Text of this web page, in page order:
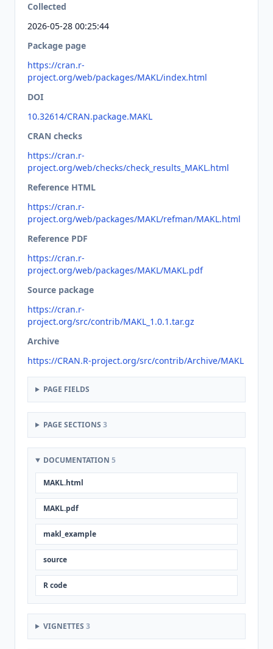
Collected
2026-05-28 00:25:44
Package page
https://cran.r-
project.org/web/packages/MAKL/index.html
DOI
10.32614/CRAN.package.MAKL
CRAN checks
https://cran.r-
project.org/web/checks/check_results_MAKL.html
Reference HTML
https://cran.r-
project.org/web/packages/MAKL/refman/MAKL.html
Reference PDF
https://cran.r-
project.org/web/packages/MAKL/MAKL.pdf
Source package
https://cran.r-
project.org/src/contrib/MAKL_1.0.1.tar.gz
Archive
https://CRAN.R-project.org/src/contrib/Archive/MAKL
PAGE FIELDS
PAGE SECTIONS 3
DOCUMENTATION 5
MAKL.html
MAKL.pdf
makl_example
source
R code
VIGNETTES 3